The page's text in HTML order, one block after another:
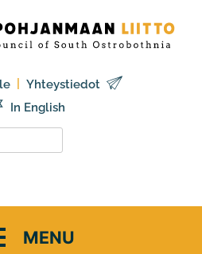
Yhteystiedot
In English